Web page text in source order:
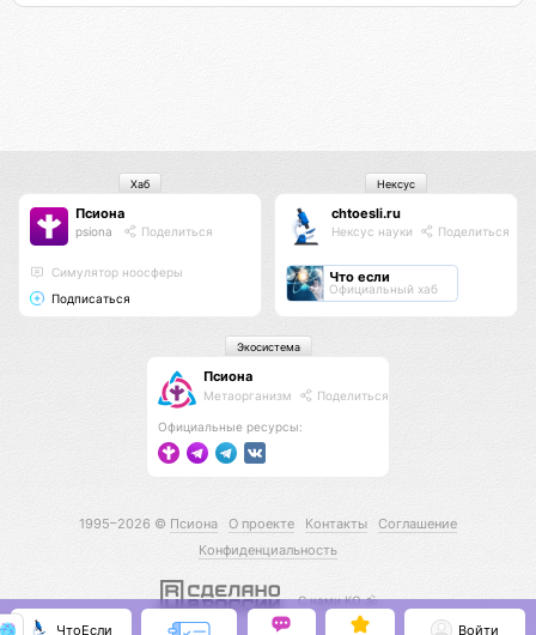
Псиона
psiona Поделиться
Cимулятор ноосферы
Подписаться
Хаб
chtoesli.ru
Нексус науки Поделиться
Что если
Официальный хаб
Нексус
Псиона
Метаорганизм Поделиться
Официальные ресурсы:
Экосистема
1995–2026 © Псиона О проекте Контакты
Соглашение
Конфиденциальность
С нами КО 🕉️
ЧтоЕсли Войти